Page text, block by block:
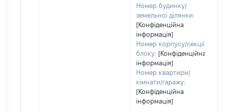
Номер будинку/
земельної ділянки:
[Конфіденційна
інформація]
Номер корпусу/секції/
блоку: [Конфіденційна
інформація]
Номер квартири/
кімнати/гаражу:
[Конфіденційна
інформація]